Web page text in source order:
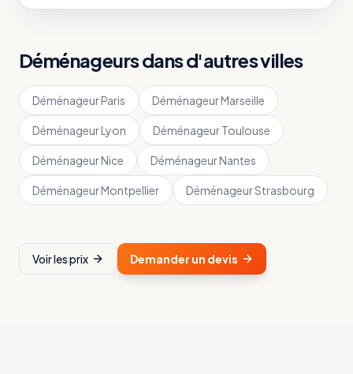
Déménageurs dans d'autres villes
DéménageurParis DéménageurMarseille
DéménageurLyon DéménageurToulouse
DéménageurNice DéménageurNantes
DéménageurMontpellier DéménageurStrasbourg
Voir les prix Demander un devis